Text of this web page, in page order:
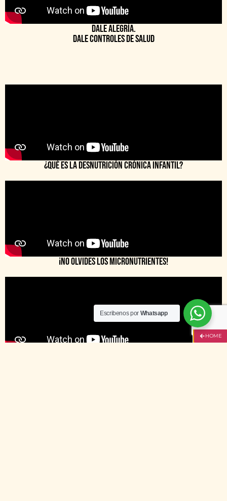
Dale alegría.
Dale controles de salud
⁠¿Qué es la Desnutrición Crónica Infantil?
¡No olvides los micronutrientes!
Escribenos porWhatsapp
HOME